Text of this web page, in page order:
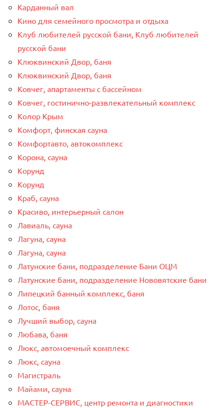
Карданный вал
Кино для семейного просмотра и отдыха
Клуб любителей русской бани, Клуб любителей
русской бани
Клюквинский Двор, баня
Клюквинский Двор, баня
Ковчег, апартаменты с бассейном
Ковчег, гостинично-развлекательный комплекс
Колор Крым
Комфорт, финская сауна
Комфортавто, автокомплекс
Корона, сауна
Корунд
Корунд
Краб, сауна
Красиво, интерьерный салон
Лавиаль, сауна
Лагуна, сауна
Лагуна, сауна
Латунские бани, подразделение Бани ОЦМ
Латунские бани, подразделение Нововятские бани
Липецкий банный комплекс, баня
Лотос, баня
Лучший выбор, сауна
Любава, баня
Люкс, автомоечный комплекс
Люкс, сауна
Магистраль
Майами, сауна
МАСТЕР-СЕРВИС, центр ремонта и диагностики